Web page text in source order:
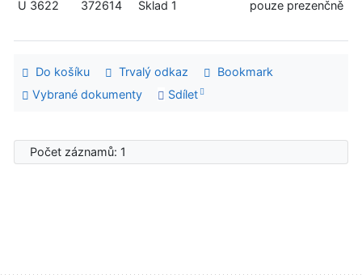
U 3622
372614 Sklad 1 pouze prezenčně
Do košíku Trvalý odkaz
Bookmark
Vybrané dokumenty
Sdílet
Počet záznamů: 1